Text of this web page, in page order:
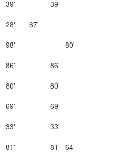
39'
39'
28'
67'
98'
80'
86'
86'
80'
80'
69'
69'
33'
33'
81' 81' 64'